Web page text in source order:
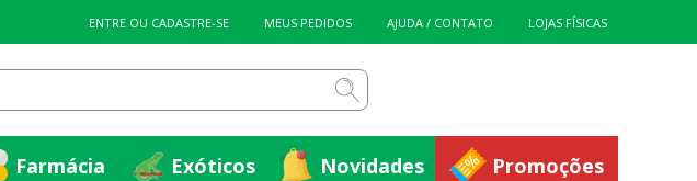
ENTRE OU CADASTRE-SE MEUS PEDIDOS AJUDA / CONTATO LOJAS FÍSICAS
Farmácia Exóticos Novidades Promoções
Farmácia Exóticos Novidades Promoções